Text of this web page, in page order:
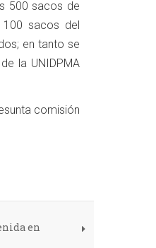
500 sacos de
sacos del
en tanto se
la UNIDPMA
comisión
en